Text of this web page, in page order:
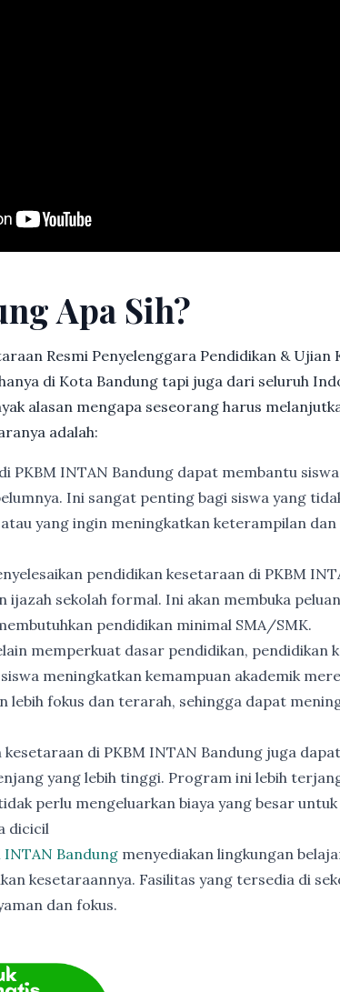
Apa Sih?
Resmi Penyelenggara Pendidikan & Ujian
di Kota Bandung tapi juga dari seluruh
alasan mengapa seseorang harus
adalah:
PKBM INTAN Bandung dapat membantu
Ini sangat penting bagi siswa yang
yang ingin meningkatkan keterampilan
pendidikan kesetaraan di PKBM
sekolah formal. Ini akan membuka
pendidikan minimal SMA/SMK.
memperkuat dasar pendidikan, pendidikan
meningkatkan kemampuan akademik
lebih fokus dan terarah, sehingga dapat
di PKBM INTAN Bandung juga
yang lebih tinggi. Program ini lebih
perlu mengeluarkan biaya yang besar
dicicil
INTAN Bandung menyediakan lingkungan
kesetaraannya. Fasilitas yang tersedia di
dan fokus.